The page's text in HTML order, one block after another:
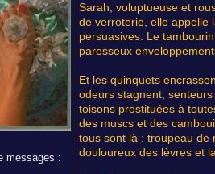
messages :
Sarah, voluptueuse et
de verroterie, elle appelle
persuasives. Le
paresseux
Et les quinquets
odeurs stagnent,
toisons prostituées à
des muscs et des
tous sont là : troupeau de
douloureux des lèvres et